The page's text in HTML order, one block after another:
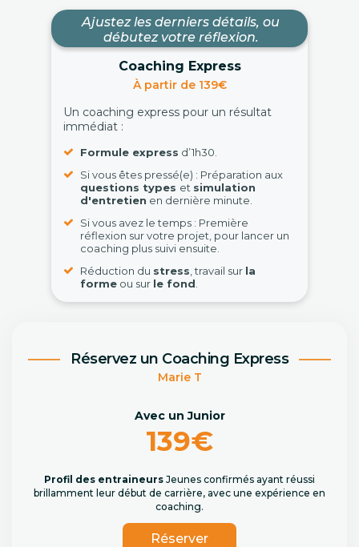
Ajustez les derniers détails, ou
débutez votre réflexion.
Coaching Express
À partir de 139€
Un coaching express pour un résultat
immédiat :
Formule express d’1h30.
Si vous êtes pressé(e) : Préparation aux
questions types et simulation
d'entretien en dernière minute.
Si vous avez le temps : Première
réflexion sur votre projet, pour lancer un
coaching plus suivi ensuite.
Réduction du stress , travail sur la
forme ou sur le fond
Réservez un Coaching Express
Marie T
Avec un Junior
139€
Profil des entraineurs Jeunes confirmés ayant réussi
brillamment leur début de carrière, avec une expérience en
coaching.
Réserver